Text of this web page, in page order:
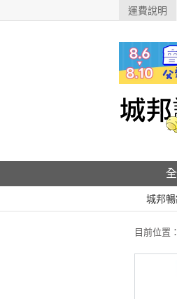
運費說明
城邦
目前位置：